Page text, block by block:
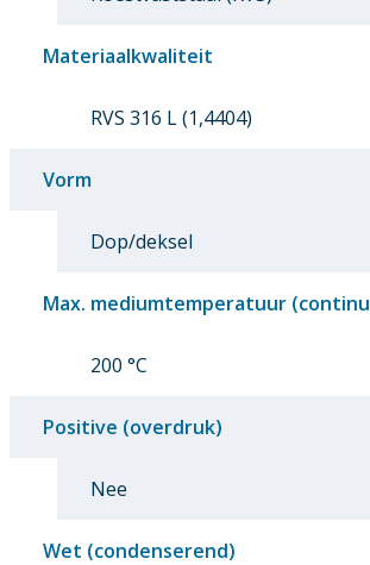
Materiaalkwaliteit
RVS 316 L (1,4404)
Vorm
Dop/deksel
Max. mediumtemperatuur
200 °C
Positive (overdruk)
Nee
Wet (condenserend)